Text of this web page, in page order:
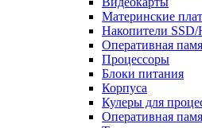
Материнские
Накопители
Оперативная
Процессоры
Блоки питания
Корпуса
Кулеры для
Оперативная